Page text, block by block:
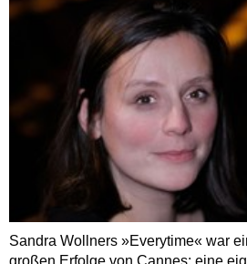
Sandra Wollners »Everytime« war
großen Erfolge von Cannes: eine